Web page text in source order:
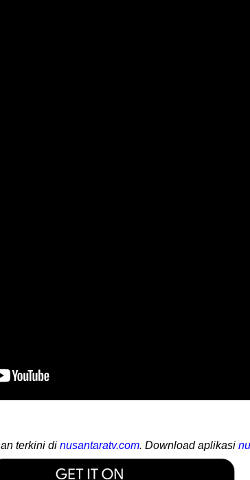
terkini di nusantaratv.com. Download aplikasi